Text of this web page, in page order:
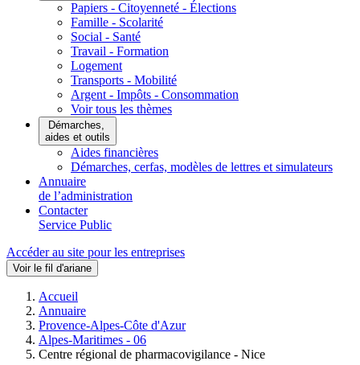
Papiers - Citoyenneté - Élections
Famille - Scolarité
Social - Santé
Travail - Formation
Logement
Transports - Mobilité
Argent - Impôts - Consommation
Voir tous les thèmes
Démarches,
aides et outils
Aides financières
Démarches, cerfas, modèles de lettres et simulateurs
Annuaire
de l’administration
Contacter
Service Public
Accéder au site pour les entreprises
Voir le fil d'ariane
Accueil
Annuaire
Provence-Alpes-Côte d'Azur
Alpes-Maritimes - 06
Centre régional de pharmacovigilance - Nice